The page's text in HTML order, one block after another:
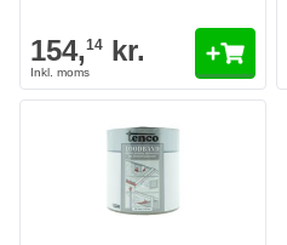
154,14 kr.